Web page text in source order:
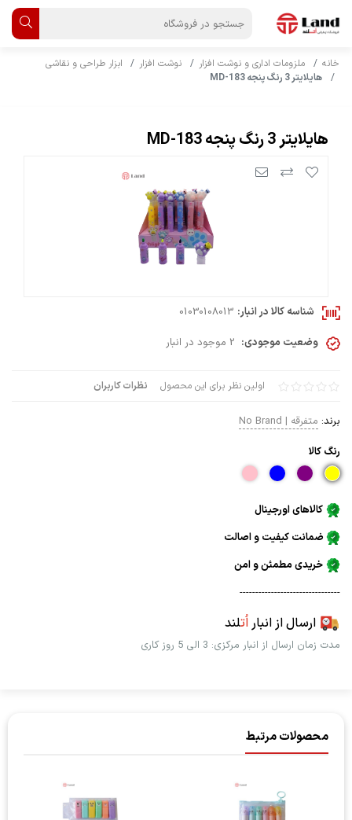
خانه ملزومات اداری و نوشت افزار نوشت افزار
ابزار طراحی و نقاشی
هایلایتر 3 رنگ پنجه MD-183
هایلایتر 3 رنگ پنجه MD-183
اولین نظر برای این محصول نظرات کاربران
برند: متفرقه | No Brand
رنگ كالا
کالاهای اورجینال
ضمانت کیفیت و اصالت
خریدی مطمئن و امن
--------------------------------
ارسال از انباراُتلند
مدت زمان ارسال از انبار مرکزی: 3 الی 5 روز کاری
شناسه کالا در انبار: 01030108013
وضعیت موجودی: 2 موجود در انبار
محصولات مرتبط